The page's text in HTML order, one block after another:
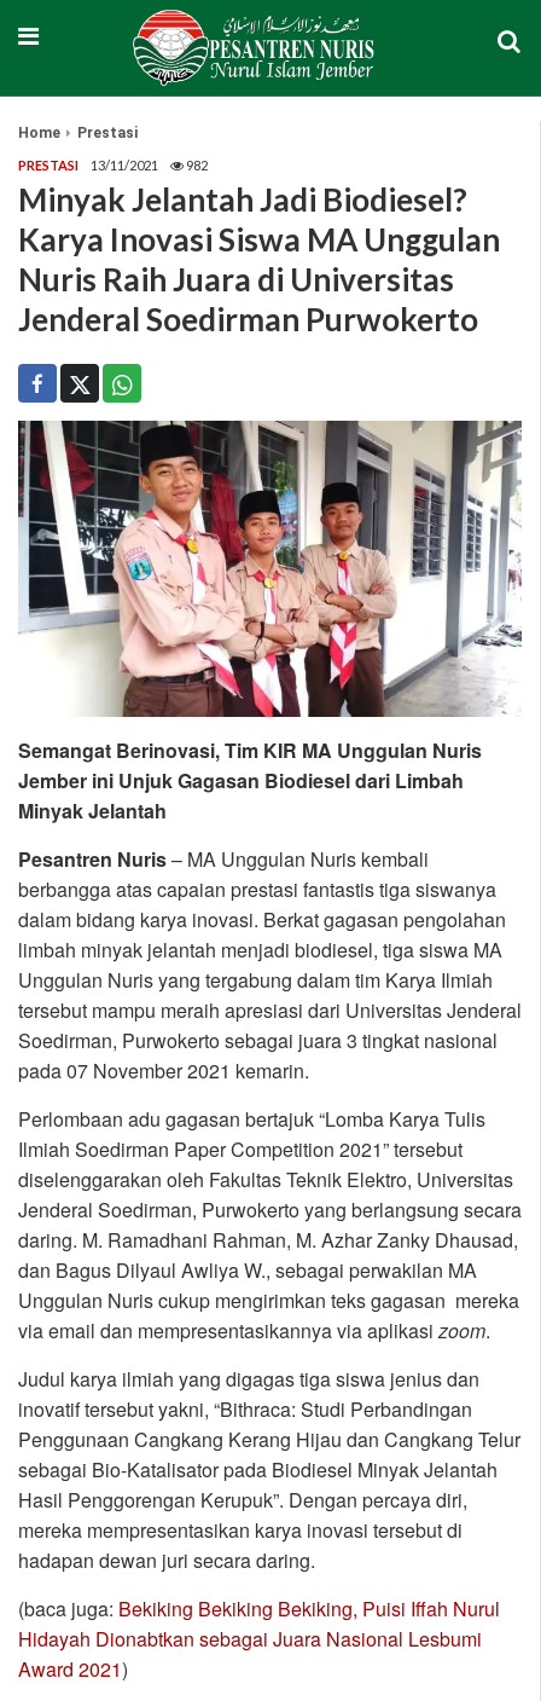
Home Prestasi
PRESTASI 13/11/2021 982
Minyak Jelantah Jadi Biodiesel?
Karya Inovasi Siswa MA Unggulan
Nuris Raih Juara di Universitas
Jenderal Soedirman Purwokerto
Semangat Berinovasi, Tim KIR MA Unggulan Nuris
Jember ini Unjuk Gagasan Biodiesel dari Limbah
Minyak Jelantah
Pesantren Nuris– MA Unggulan Nuris kembali
berbangga atas capaian prestasi fantastis tiga siswanya
dalam bidang karya inovasi. Berkat gagasan pengolahan
limbah minyak jelantah menjadi biodiesel, tiga siswa MA
Unggulan Nuris yang tergabung dalam tim Karya Ilmiah
tersebut mampu meraih apresiasi dari Universitas Jenderal
Soedirman, Purwokerto sebagai juara 3 tingkat nasional
pada 07 November 2021 kemarin.
Perlombaan adu gagasan bertajuk “Lomba Karya Tulis
Ilmiah Soedirman Paper Competition 2021” tersebut
diselenggarakan oleh Fakultas Teknik Elektro, Universitas
Jenderal Soedirman, Purwokerto yang berlangsung secara
daring. M. Ramadhani Rahman, M. Azhar Zanky Dhausad,
dan Bagus Dilyaul Awliya W., sebagai perwakilan MA
Unggulan Nuris cukup mengirimkan teks gagasan mereka
via email dan mempresentasikannya via aplikasizoom.
Judul karya ilmiah yang digagas tiga siswa jenius dan
inovatif tersebut yakni, “Bithraca: Studi Perbandingan
Penggunaan Cangkang Kerang Hijau dan Cangkang Telur
sebagai Bio-Katalisator pada Biodiesel Minyak Jelantah
Hasil Penggorengan Kerupuk”. Dengan percaya diri,
mereka mempresentasikan karya inovasi tersebut di
hadapan dewan juri secara daring.
(baca juga: Bekiking Bekiking Bekiking, Puisi Iffah Nurul
Hidayah Dionabtkan sebagai Juara Nasional Lesbumi
Award 2021)